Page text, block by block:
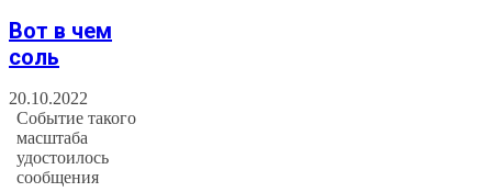
Вот в чем
соль
20.10.2022
Событие такого
масштаба
удостоилось
сообщения